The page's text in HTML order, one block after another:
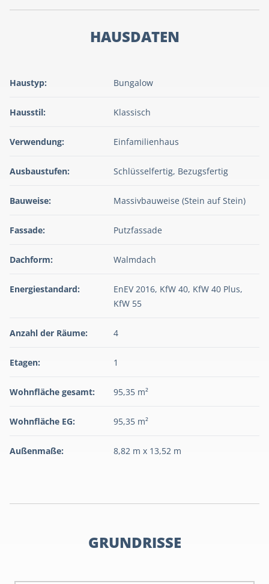
HAUSDATEN
Haustyp: Bungalow
Hausstil: Klassisch
Verwendung: Einfamilienhaus
Ausbaustufen: Schlüsselfertig, Bezugsfertig
Bauweise: Massivbauweise (Stein auf Stein)
Fassade: Putzfassade
Dachform: Walmdach
Energiestandard:
EnEV 2016, KfW 40, KfW 40 Plus,
KfW 55
Anzahl der Räume: 4
Etagen: 1
Wohnfläche gesamt: 95,35 m²
Wohnfläche EG: 95,35 m²
Außenmaße: 8,82 m x 13,52 m
GRUNDRISSE